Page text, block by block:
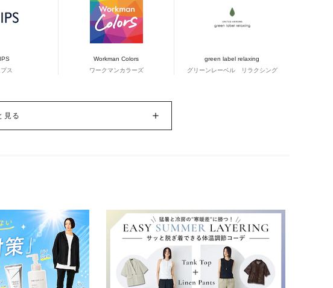
ス
Workman Colors
ワークマンカラーズ
green label relaxing
グリーンレーベル リラクシング
見る